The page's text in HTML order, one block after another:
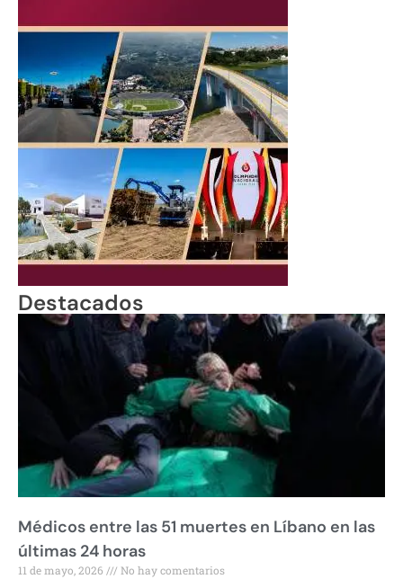
Destacados
Médicos entre las 51 muertes en Líbano en las
últimas 24 horas
11 de mayo, 2026 No hay comentarios